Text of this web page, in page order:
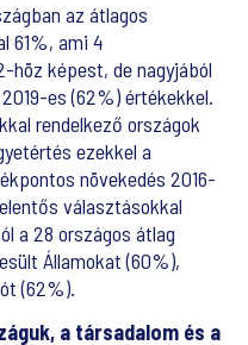
az átlagos
61%, ami 4
höz képest, de nagyjából
es (62%) értékekkel.
rendelkező országok
ezekkel a
növekedés 2016-
választásokkal
a 28 országos átlag
Államokat (60%),
(62%).
a társadalom és a